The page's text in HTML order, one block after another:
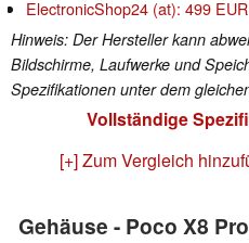
ElectronicShop24 (at): 499 EUR
Hinweis: Der Hersteller kann
Bildschirme, Laufwerke und
Spezifikationen unter dem
Vollständige
[+] Zum Vergleich
Gehäuse - Poco X8